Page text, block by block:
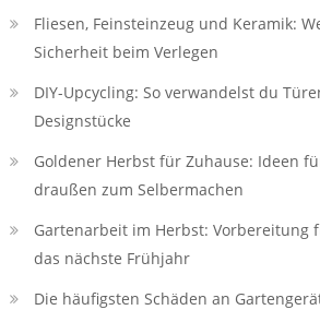
Fliesen, Feinsteinzeug und Keramik:
Sicherheit beim Verlegen
DIY-Upcycling: So verwandelst du
Designstücke
Goldener Herbst für Zuhause: Ideen
draußen zum Selbermachen
Gartenarbeit im Herbst: Vorbereitung
das nächste Frühjahr
Die häufigsten Schäden an